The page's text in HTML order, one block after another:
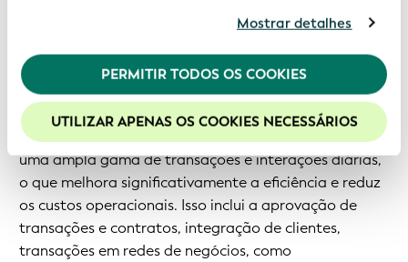
cookies. Consulte informações adicionais em nossa
Política de Privacidade.
Recomendamos a habilitação de cookies para uma
melhor experiência em nosso site.
Mostrar detalhes
PERMITIR TODOS OS COOKIES
UTILIZAR APENAS OS COOKIES NECESSÁRIOS
Isso garante, de forma única, que o próprio sistema
Do ponto de vista da entidade, a adoção do LEI e do
vLEI significa estabelecer automaticamente confiança
computacional com parceiros, clientes e governos em
uma ampla gama de transações e interações diárias,
o que melhora significativamente a eficiência e reduz
os custos operacionais. Isso inclui a aprovação de
transações e contratos, integração de clientes,
transações em redes de negócios, como